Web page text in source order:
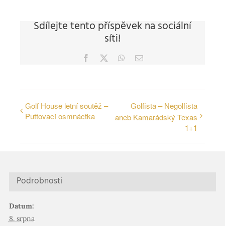
Sdílejte tento příspěvek na sociální
síti!
Facebook WhatsApp
E-
Golf House letní soutěž –
Puttovací osmnáctka
Golfista – Negolfista
aneb Kamarádský Texas
1+1
Podrobnosti
Datum:
8. srpna